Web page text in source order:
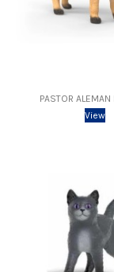
PASTOR ALEMAN
View